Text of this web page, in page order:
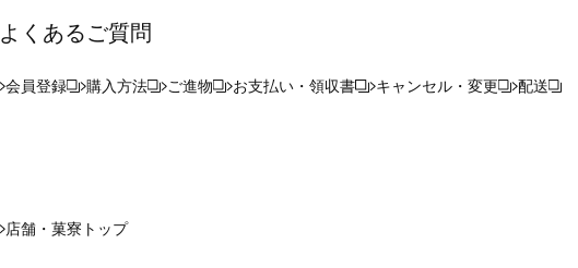
よくあるご質問
会員登録 購入方法 ご進物 お支払い・領収書 キャンセル・変更 配送
店舗・菓寮 トップ